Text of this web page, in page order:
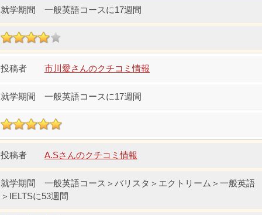
一般英語コースに17週間
市川愛さんのクチコミ情報
一般英語コースに17週間
A.Sさんのクチコミ情報
一般英語コース＞バリスタ＞エクトリーム＞一般英語
＞IELTSに53週間